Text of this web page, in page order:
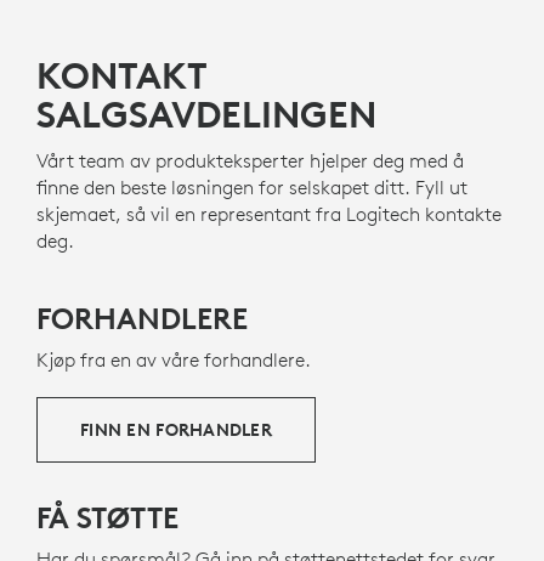
KONTAKT
SALGSAVDELINGEN
Vårt team av produkteksperter hjelper deg med å
finne den beste løsningen for selskapet ditt. Fyll ut
skjemaet, så vil en representant fra Logitech kontakte
deg.
FORHANDLERE
Kjøp fra en av våre forhandlere.
FINN EN FORHANDLER
FÅ STØTTE